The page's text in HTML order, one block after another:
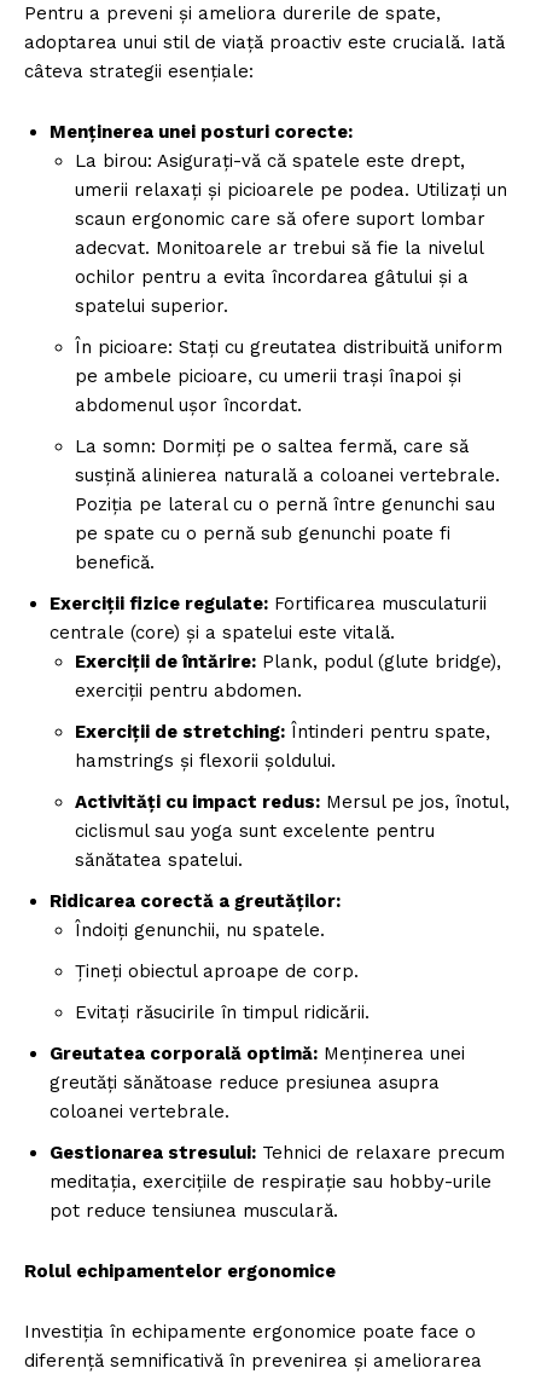
Pentru a preveni și ameliora durerile de spate,
adoptarea unui stil de viață proactiv este crucială. Iată
câteva strategii esențiale:
Menținerea unei posturi corecte:
La birou: Asigurați-vă că spatele este drept,
umerii relaxați și picioarele pe podea. Utilizați un
scaun ergonomic care să ofere suport lombar
adecvat. Monitoarele ar trebui să fie la nivelul
ochilor pentru a evita încordarea gâtului și a
spatelui superior.
În picioare: Stați cu greutatea distribuită uniform
pe ambele picioare, cu umerii trași înapoi și
abdomenul ușor încordat.
La somn: Dormiți pe o saltea fermă, care să
susțină alinierea naturală a coloanei vertebrale.
Poziția pe lateral cu o pernă între genunchi sau
pe spate cu o pernă sub genunchi poate fi
benefică.
Exerciții fizice regulate: Fortificarea musculaturii
centrale (core) și a spatelui este vitală.
Exerciții de întărire: Plank, podul (glute bridge),
exerciții pentru abdomen.
Exerciții de stretching: Întinderi pentru spate,
hamstrings și flexorii șoldului.
Activități cu impact redus: Mersul pe jos, înotul,
ciclismul sau yoga sunt excelente pentru
sănătatea spatelui.
Ridicarea corectă a greutăților:
Îndoiți genunchii, nu spatele.
Țineți obiectul aproape de corp.
Evitați răsucirile în timpul ridicării.
Greutatea corporală optimă: Menținerea unei
greutăți sănătoase reduce presiunea asupra
coloanei vertebrale.
Gestionarea stresului: Tehnici de relaxare precum
meditația, exercițiile de respirație sau hobby-urile
pot reduce tensiunea musculară.
Rolul echipamentelor ergonomice
Investiția în echipamente ergonomice poate face o
diferență semnificativă în prevenirea și ameliorarea